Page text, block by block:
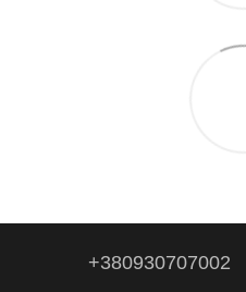
+380930707002